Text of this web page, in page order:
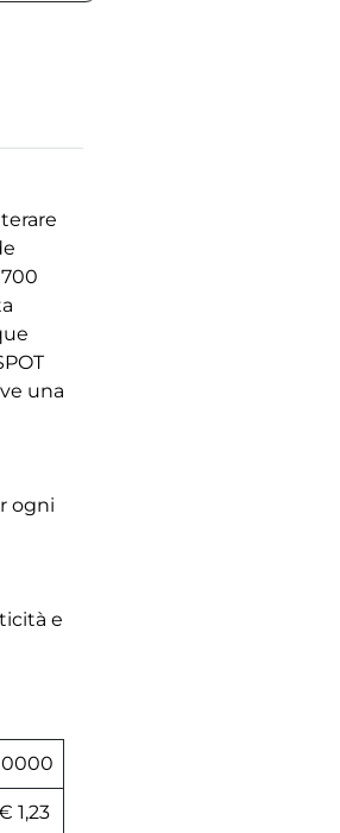
una
ogni
e
1,23